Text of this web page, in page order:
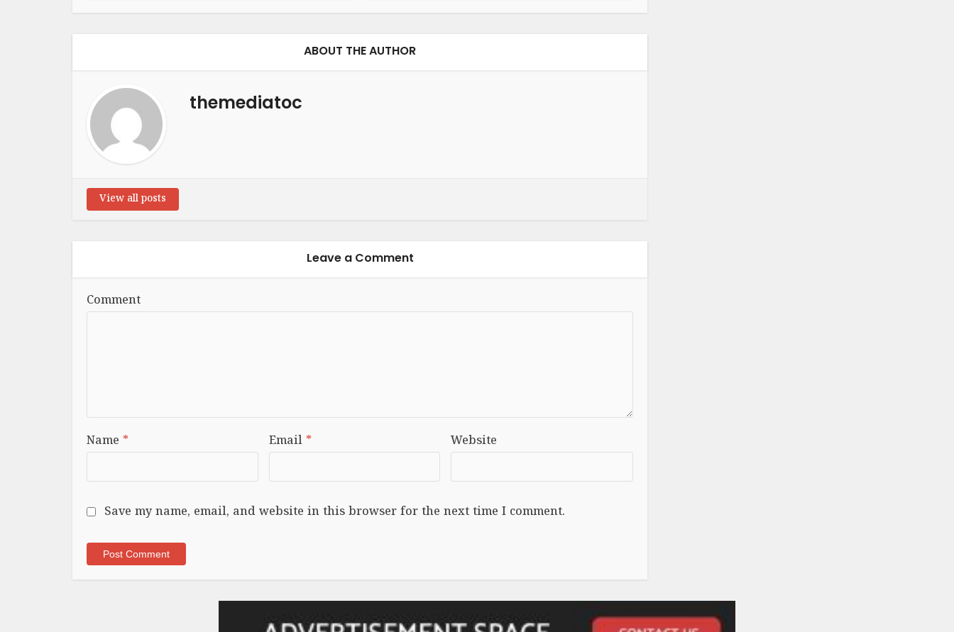
ABOUT THE AUTHOR
themediatoc
View all posts
Leave a Comment
Comment
Name * Email * Website
Save my name, email, and website in this browser for the next time I comment.